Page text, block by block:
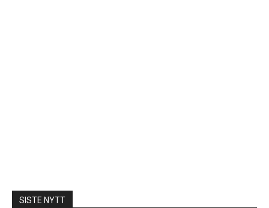
SISTE NYTT